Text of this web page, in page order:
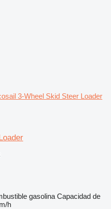
3-Wheel Skid Steer Loader
gasolina Capacidad de
h